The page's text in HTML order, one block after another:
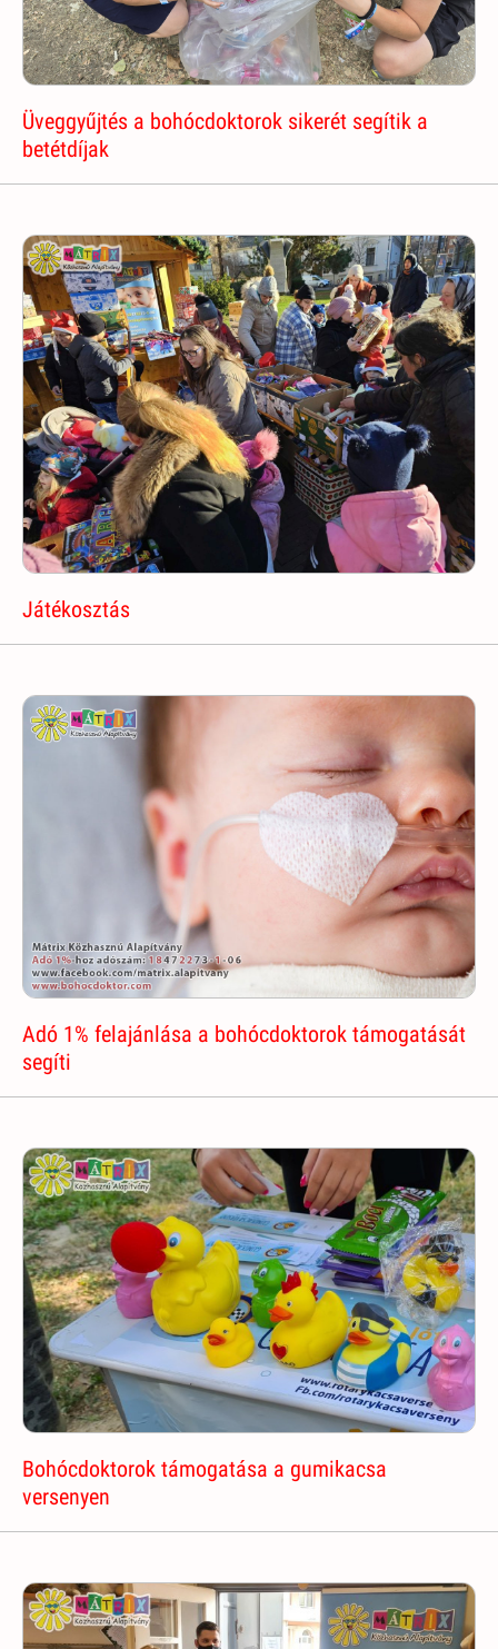
Üveggyűjtés a bohócdoktorok sikerét segítik a
betétdíjak
Játékosztás
Adó 1% felajánlása a bohócdoktorok támogatását
segíti
Bohócdoktorok támogatása a gumikacsa
versenyen